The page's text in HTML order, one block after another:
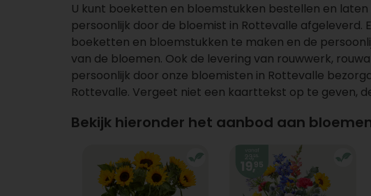
U kunt boeketten en bloemstukken bestellen en
persoonlijk door de bloemist in Rottevalle
boeketten en bloemstukken te maken en de
van de bloemen. Ook de levering van rouwwerk,
persoonlijk door onze bloemisten in Rottevalle
Rottevalle. Vergeet niet een kaarttekst op te geven,
Bekijk hieronder het aanbod aan